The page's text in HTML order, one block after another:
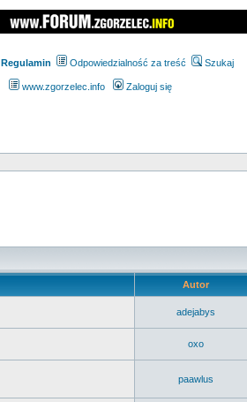
Regulamin Odpowiedzialność za treść Szukaj
www.zgorzelec.info Zaloguj się
Autor
adejabys
oxo
paawlus